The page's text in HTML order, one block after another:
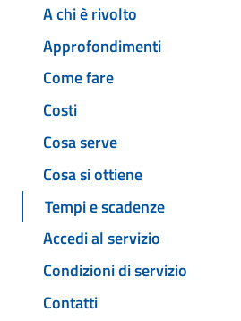
A chi è rivolto
Approfondimenti
Come fare
Costi
Cosa serve
Cosa si ottiene
Tempi e scadenze
Accedi al servizio
Condizioni di servizio
Contatti